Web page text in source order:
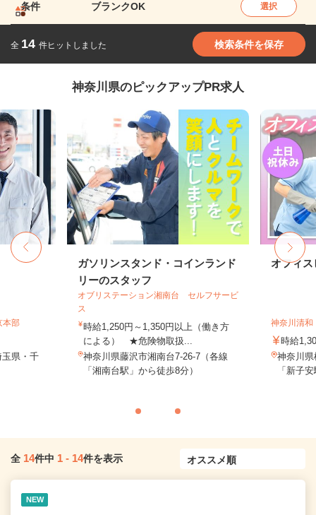
条件 ブランクOK 選択
全 14 件ヒットしました 検索条件を保存
神奈川県のピックアップPR求人
部
県・千
ガソリンスタンド・コインランド
リーのスタッフ
オブリステーション湘南台 セルフサービ
ス
時給1,250円～1,350円以上（働き方
による） ★危険物取扱...
神奈川県藤沢市湘南台7-26-7（各線
「湘南台駅」から徒歩8分）
オフィス
神奈川清
時給
神奈川
「新子
全 14件中 1 - 14件を表示
NEW